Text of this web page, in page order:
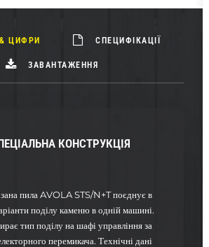
ЦИФРИ СПЕЦИФІКАЦІЇ
ЗАВАНТАЖЕННЯ
КОНСТРУКЦІЯ
пила AVOLA STS/N+T поєднує в
поділу каменю в одній машині.
тип поділу на шафі управління за
перемикача. Технічні дані